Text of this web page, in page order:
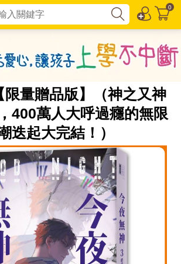
0
限量贈品版】（神之又神
400萬人大呼過癮的無限
迭起大完結！）